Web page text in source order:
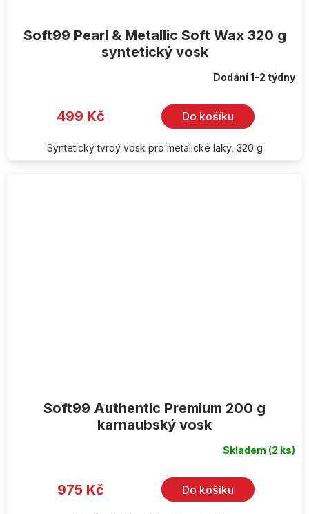
Soft99 Pearl & Metallic Soft Wax 320 g
syntetický vosk
Dodání 1-2 týdny
499 Kč Do košíku
Syntetický tvrdý vosk pro metalické laky, 320 g
Soft99 Authentic Premium 200 g
karnaubský vosk
Skladem (2 ks)
975 Kč Do košíku